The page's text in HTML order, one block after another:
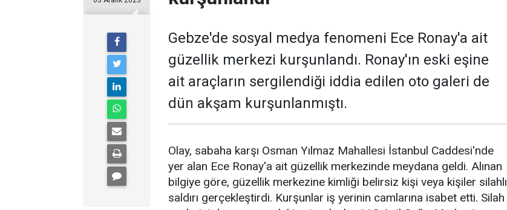
Gebze'de sosyal medya fenomeni Ece Ronay'a ait
güzellik merkezi kurşunlandı. Ronay'ın eski eşine
ait araçların sergilendiği iddia edilen oto galeri de
dün akşam kurşunlanmıştı.
Olay, sabaha karşı Osman Yılmaz Mahallesi İstanbul Caddesi'nde
yer alan Ece Ronay'a ait güzellik merkezinde meydana geldi. Alınan
bilgiye göre, güzellik merkezine kimliği belirsiz kişi veya kişiler silahlı
saldırı gerçekleştirdi. Kurşunlar iş yerinin camlarına isabet etti. Silah